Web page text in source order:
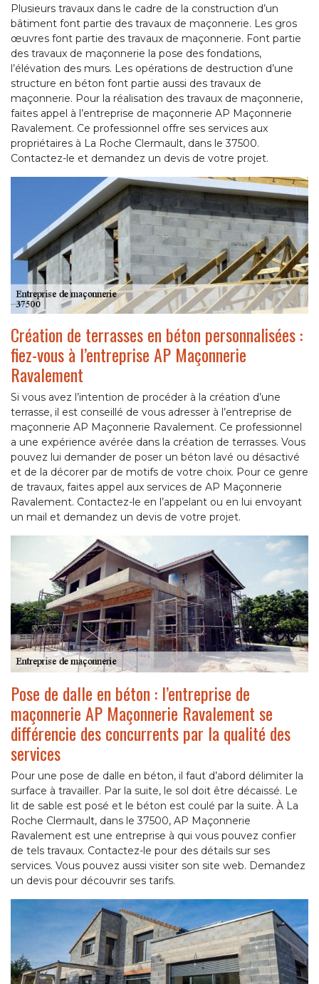
Plusieurs travaux dans le cadre de la construction d’un
bâtiment font partie des travaux de maçonnerie. Les gros
œuvres font partie des travaux de maçonnerie. Font partie
des travaux de maçonnerie la pose des fondations,
l’élévation des murs. Les opérations de destruction d’une
structure en béton font partie aussi des travaux de
maçonnerie. Pour la réalisation des travaux de maçonnerie,
faites appel à l’entreprise de maçonnerie AP Maçonnerie
Ravalement. Ce professionnel offre ses services aux
propriétaires à La Roche Clermault, dans le 37500.
Contactez-le et demandez un devis de votre projet.
Création de terrasses en béton personnalisées :
fiez-vous à l’entreprise AP Maçonnerie
Ravalement
Si vous avez l’intention de procéder à la création d’une
terrasse, il est conseillé de vous adresser à l’entreprise de
maçonnerie AP Maçonnerie Ravalement. Ce professionnel
a une expérience avérée dans la création de terrasses. Vous
pouvez lui demander de poser un béton lavé ou désactivé
et de la décorer par de motifs de votre choix. Pour ce genre
de travaux, faites appel aux services de AP Maçonnerie
Ravalement. Contactez-le en l’appelant ou en lui envoyant
un mail et demandez un devis de votre projet.
Pose de dalle en béton : l’entreprise de
maçonnerie AP Maçonnerie Ravalement se
différencie des concurrents par la qualité des
services
Pour une pose de dalle en béton, il faut d’abord délimiter la
surface à travailler. Par la suite, le sol doit être décaissé. Le
lit de sable est posé et le béton est coulé par la suite. À La
Roche Clermault, dans le 37500, AP Maçonnerie
Ravalement est une entreprise à qui vous pouvez confier
de tels travaux. Contactez-le pour des détails sur ses
services. Vous pouvez aussi visiter son site web. Demandez
un devis pour découvrir ses tarifs.